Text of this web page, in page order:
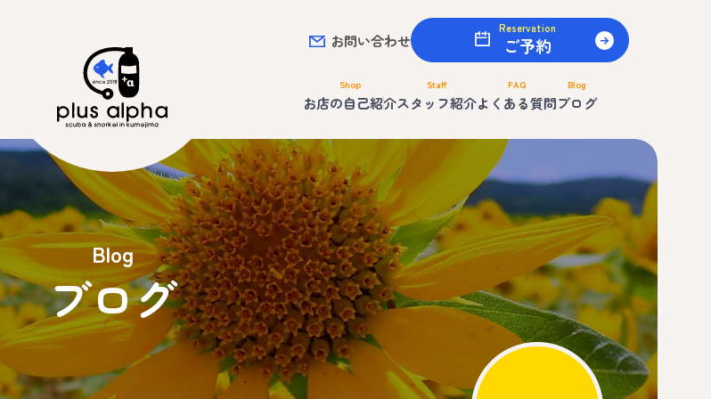
お問い合わせ
Reservation
ご予約
Shop
お店の自己紹介
Staff
スタッフ紹介
FAQ
よくある質問
Blog
ブログ
Blog
ブログ